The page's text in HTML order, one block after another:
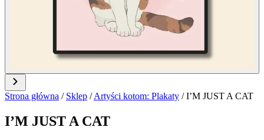
Strona główna / Sklep / Artyści kotom: Plakaty /I’M JUST A CAT
I’M JUST A CAT